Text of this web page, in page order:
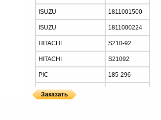
ISUZU 1811001500
ISUZU 1811000224
HITACHI S210-92
HITACHI S21092
PIC 185-296
PIC